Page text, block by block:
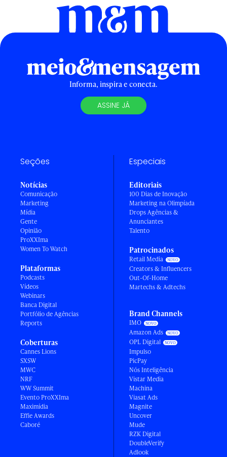
Informa, inspira e conecta.
ASSINE JÁ
Seções
Notícias
Comunicação
Marketing
Mídia
Gente
Opinião
ProXXIma
Women To Watch
Plataformas
Podcasts
Vídeos
Webinars
Banca Digital
Portfólio de Agências
Reports
Coberturas
Cannes Lions
SXSW
MWC
NRF
WW Summit
Evento ProXXIma
Maximídia
Effie Awards
Caboré
Especiais
Editoriais
100 Dias de Inovação
Marketing na Olimpíada
Drops Agências &
Anunciantes
Talento
Patrocinados
Retail Media
Creators & Influencers
Out-Of-Home
Martechs & Adtechs
Brand Channels
IMO
Amazon Ads
OPL Digital
Impulso
PicPay
Nós Inteligência
Vistar Media
Machina
Viasat Ads
Magnite
Uncover
Mude
RZK Digital
DoubleVerify
Adlook